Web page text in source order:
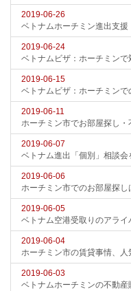
2019-06-26
ベトナムホーチミン進出支援
2019-06-24
ベトナムビザ：ホーチミンで
2019-06-15
ベトナムビザ：ホーチミンで
2019-06-11
ホーチミン市でお部屋探し
2019-06-07
ベトナム進出「個別」相談会
2019-06-06
ホーチミン市でのお部屋探
2019-06-05
ベトナム空港受取りのアラ
2019-06-04
ホーチミン市の賃貸事情、
2019-06-03
ベトナムホーチミンの不動